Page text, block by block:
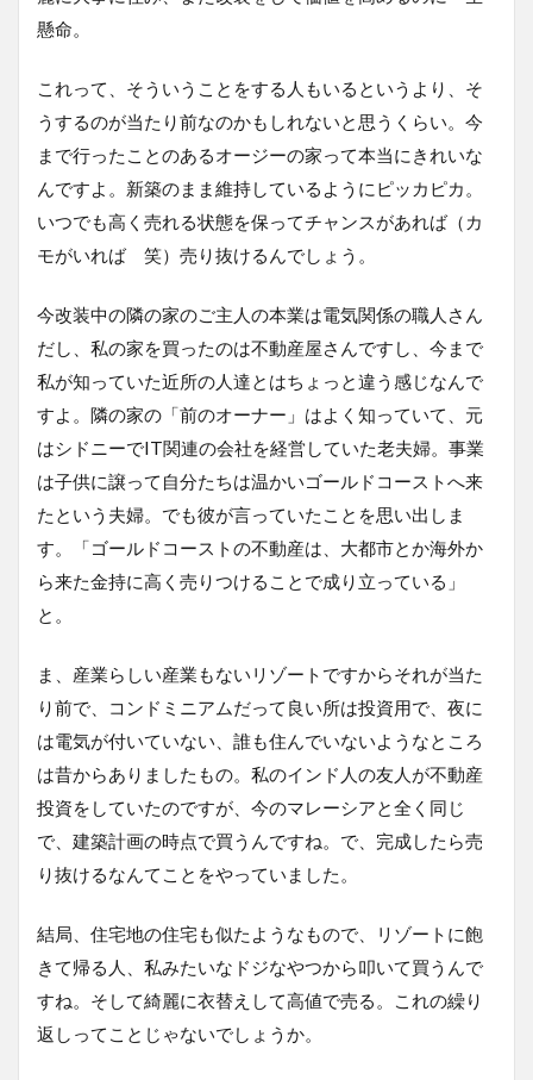
懸命。
これって、そういうことをする人もいるというより、そ
うするのが当たり前なのかもしれないと思うくらい。今
まで行ったことのあるオージーの家って本当にきれいな
んですよ。新築のまま維持しているようにピッカピカ。
いつでも高く売れる状態を保ってチャンスがあれば（カ
モがいれば 笑）売り抜けるんでしょう。
今改装中の隣の家のご主人の本業は電気関係の職人さん
だし、私の家を買ったのは不動産屋さんですし、今まで
私が知っていた近所の人達とはちょっと違う感じなんで
すよ。隣の家の「前のオーナー」はよく知っていて、元
はシドニーでIT関連の会社を経営していた老夫婦。事業
は子供に譲って自分たちは温かいゴールドコーストへ来
たという夫婦。でも彼が言っていたことを思い出しま
す。「ゴールドコーストの不動産は、大都市とか海外か
ら来た金持に高く売りつけることで成り立っている」
と。
ま、産業らしい産業もないリゾートですからそれが当た
り前で、コンドミニアムだって良い所は投資用で、夜に
は電気が付いていない、誰も住んでいないようなところ
は昔からありましたもの。私のインド人の友人が不動産
投資をしていたのですが、今のマレーシアと全く同じ
で、建築計画の時点で買うんですね。で、完成したら売
り抜けるなんてことをやっていました。
結局、住宅地の住宅も似たようなもので、リゾートに飽
きて帰る人、私みたいなドジなやつから叩いて買うんで
すね。そして綺麗に衣替えして高値で売る。これの繰り
返しってことじゃないでしょうか。